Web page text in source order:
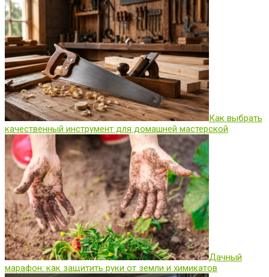
Как выбрать
качественный инструмент для домашней мастерской
Дачный
марафон: как защитить руки от земли и химикатов